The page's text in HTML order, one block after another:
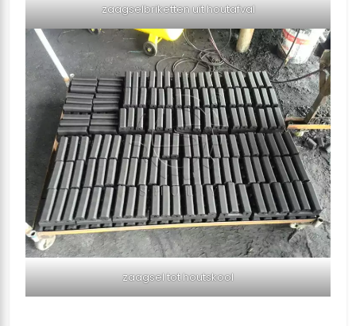
zaagselbriketten uit houtafval
zaagsel tot houtskool